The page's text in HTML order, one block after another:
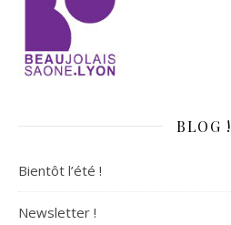
BLOG !
Bientôt l’été !
Newsletter !